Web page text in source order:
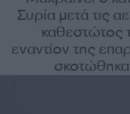
Συρία μετά τις
εναντίον της